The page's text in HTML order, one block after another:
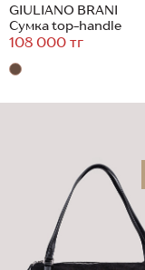
GIULIANO BRANI
Сумка top-handle
108 000 тг